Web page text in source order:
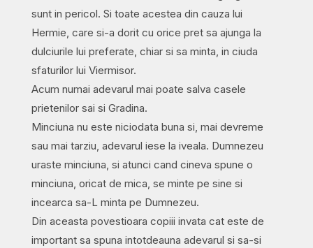
sunt in pericol. Si toate acestea din cauza lui
Hermie, care si-a dorit cu orice pret sa ajunga la
dulciurile lui preferate, chiar si sa minta, in ciuda
sfaturilor lui Viermisor.
Acum numai adevarul mai poate salva casele
prietenilor sai si Gradina.
Minciuna nu este niciodata buna si, mai devreme
sau mai tarziu, adevarul iese la iveala. Dumnezeu
uraste minciuna, si atunci cand cineva spune o
minciuna, oricat de mica, se minte pe sine si
incearca sa-L minta pe Dumnezeu.
Din aceasta povestioara copiii invata cat este de
important sa spuna intotdeauna adevarul si sa-si